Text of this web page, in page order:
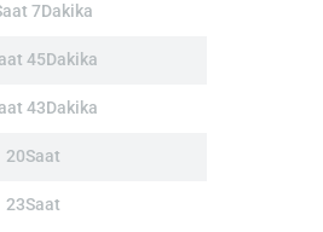
7Dakika
45Dakika
43Dakika
20Saat
23Saat